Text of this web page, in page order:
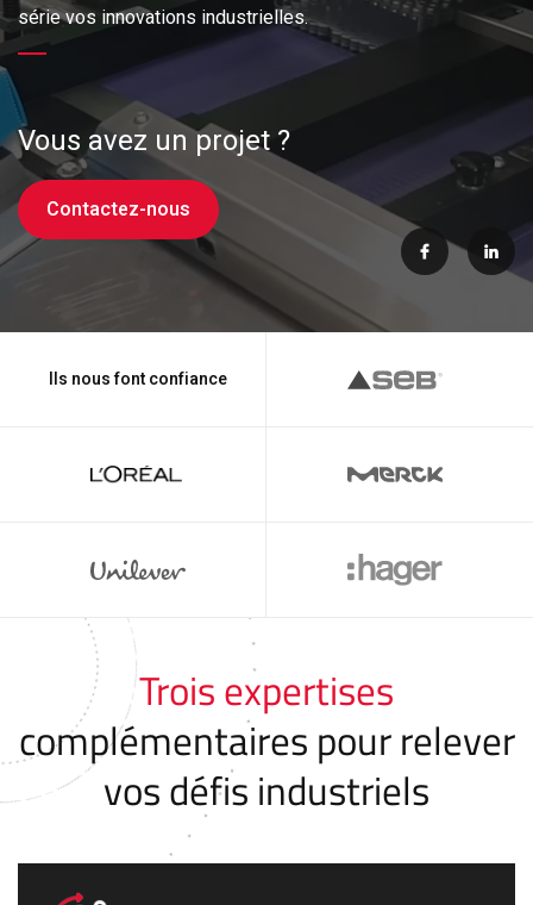
série vos innovations industrielles.
Vous avez un projet ?
Contactez-nous
Ils nous font confiance
Trois expertises
complémentaires pour relever
vos défis industriels